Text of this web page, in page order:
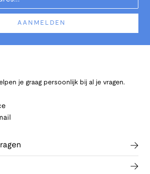
AANMELDEN
je graag persoonlijk bij al je vragen.